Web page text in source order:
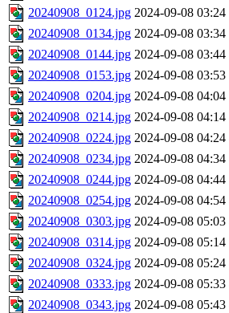
20240908_0124.jpg 2024-09-08 03:24
20240908_0134.jpg 2024-09-08 03:34
20240908_0144.jpg 2024-09-08 03:44
20240908_0153.jpg 2024-09-08 03:53
20240908_0204.jpg 2024-09-08 04:04
20240908_0214.jpg 2024-09-08 04:14
20240908_0224.jpg 2024-09-08 04:24
20240908_0234.jpg 2024-09-08 04:34
20240908_0244.jpg 2024-09-08 04:44
20240908_0254.jpg 2024-09-08 04:54
20240908_0303.jpg 2024-09-08 05:03
20240908_0314.jpg 2024-09-08 05:14
20240908_0324.jpg 2024-09-08 05:24
20240908_0333.jpg 2024-09-08 05:33
20240908_0343.jpg 2024-09-08 05:43